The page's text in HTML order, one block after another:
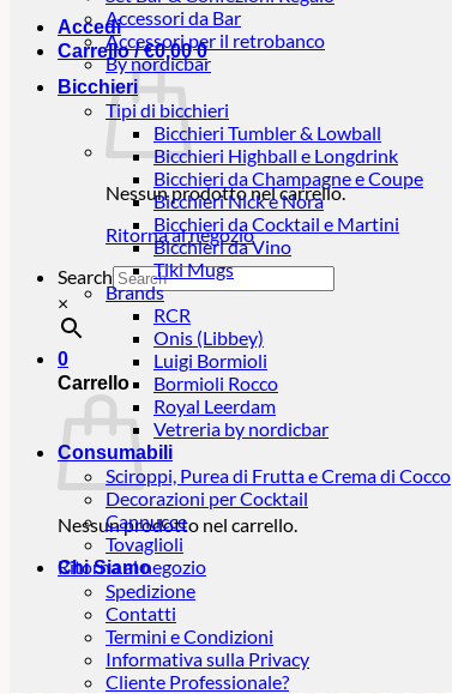
Accedi
Carrello /€0,00 0
Nessun prodotto nel carrello.
Ritorna al negozio
Search
×
0
Carrello
Nessun prodotto nel carrello.
Ritorna al negozio
Accessori da Bar
Accessori per il retrobanco
By nordicbar
Bicchieri
Tipi di bicchieri
Bicchieri Tumbler & Lowball
Bicchieri Highball e Longdrink
Bicchieri da Champagne e Coupe
Bicchieri Nick e Nora
Bicchieri da Cocktail e Martini
Bicchieri da Vino
Tiki Mugs
Brands
RCR
Onis (Libbey)
Luigi Bormioli
Bormioli Rocco
Royal Leerdam
Vetreria by nordicbar
Consumabili
Sciroppi, Purea di Frutta e Crema di Cocco
Decorazioni per Cocktail
Cannucce
Tovaglioli
Chi Siamo
Spedizione
Contatti
Termini e Condizioni
Informativa sulla Privacy
Cliente Professionale?